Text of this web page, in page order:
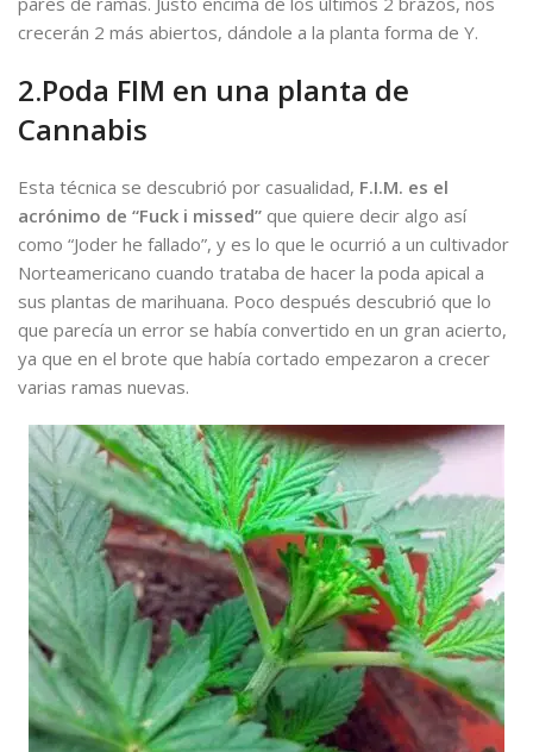
crecerán 2 más abiertos, dándole a la planta forma de Y.
2.Poda FIM en una planta de
Cannabis
Esta técnica se descubrió por casualidad, F.I.M. es el
acrónimo de “Fuck i missed” que quiere decir algo así
como “Joder he fallado”, y es lo que le ocurrió a un cultivador
Norteamericano cuando trataba de hacer la poda apical a
sus plantas de marihuana. Poco después descubrió que lo
que parecía un error se había convertido en un gran acierto,
ya que en el brote que había cortado empezaron a crecer
varias ramas nuevas.